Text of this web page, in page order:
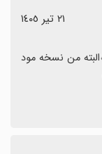
٢١ تیر ١٤٠٥